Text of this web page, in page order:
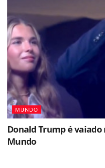
MUNDO
Donald Trump é vaiado
Mundo